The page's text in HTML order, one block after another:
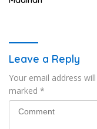
Leave a Reply
Your email address
marked *